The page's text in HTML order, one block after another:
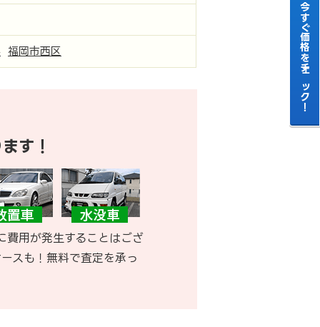
福岡市西区
す！
費用が発生することはござ
スも！無料で査定を承っ
今すぐ価格をチェック！